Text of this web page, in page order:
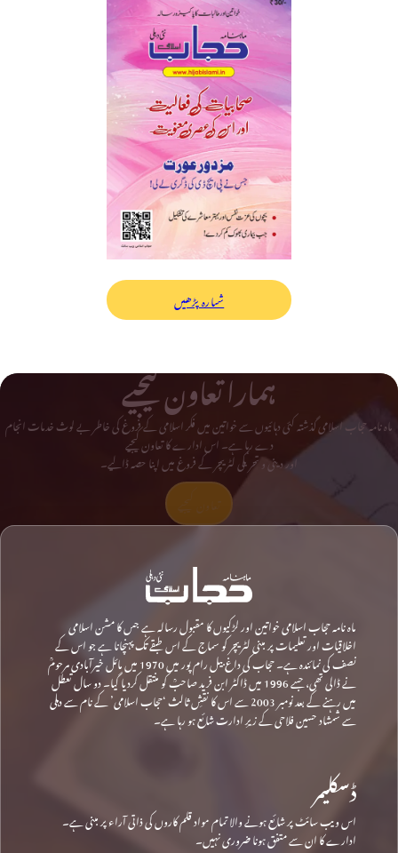
شمارہ پڑھیں
ہمارا تعاون کیجیے
ماہ نامہ حجاب اسلامی گذشتہ کئی دہائیوں سے خواتین میں فکر اسلامی کے فروغ کی خاطر بے لوث خدمات انجام
دے رہا ہے۔ اس ادارے کا تعاون کیجیے
اور دینی و تحریکی لٹریچر کے فروغ میں اپنا حصہ ڈالیے۔
ماہ نامہ حجاب اسلامی خواتین اور لڑکیوں کا مقبول رسالہ ہے جس کا مشن اسلامی
اخلاقیات اور تعلیمات پر مبنی لٹریچر کو سماج کے اس طبقے تک پہنچانا ہے جو اس کے
نصف کی نمائندہ ہے۔ حجاب کی داغ بیل رام پور میں 1970 میں مائل خیرآبادی مرحومؒ
نے ڈالی تھی، جسے 1996 میں ڈاکٹر ابن فرید صاحبؒ کو منتقل کردیا گیا۔ دو سال تعطل
میں رہنے کے بعد نومبر 2003 سے اس کا نقشِ ثالث ‘حجاب اسلامی’ کے نام سے دہلی
سے شمشاد حسین فلاحی کے زیرِ ادارت شائع ہو رہا ہے۔
ڈسکلیمر
اس ویب سائٹ پر شائع ہونے والا تمام مواد قلم کاروں کی ذاتی آراء پر مبنی ہے۔
ادارے کا ان سے متفق ہونا ضروری نہیں۔